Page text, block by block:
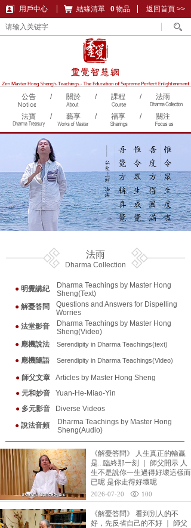
結緣清單
購物車 0物品
用戶中心 返回首頁 >>
公告/ 關於/ 課程 / 法雨
法寶/ 藝享/ 福享/ 關注
法雨
Dharma Collection
Dharma Teachings by Master Hong
Sheng(Text)
● 明覺講紀
● 解憂答問
Questions and Answers for Dispelling
Worries
● 法堂影音
Dharma Teachings by Master Hong
Sheng(Video)
● 應機說法 Serendipity in Dharma Teachings(text)
● 應機隨語 Serendipity in Dharma Teachings(Video)
● 師父文章 Articles by Master Hong Sheng
● 元和妙音 Yuan-He-Miao-Yin
● 多元影音
Diverse Videos
Dharma Teachings by Master Hong
Sheng(Audio)
● 說法音頻
《解憂答問》 人生真正的輸贏
是...臨終那一刻 ｜ 師父開示 人
生不是說你一生過得好壞這樣而
已呢 是你走得好壞呢
2026-07-20 100
《解憂答問》 看到別人的不
好，先反省自己的不好 ｜ 師父